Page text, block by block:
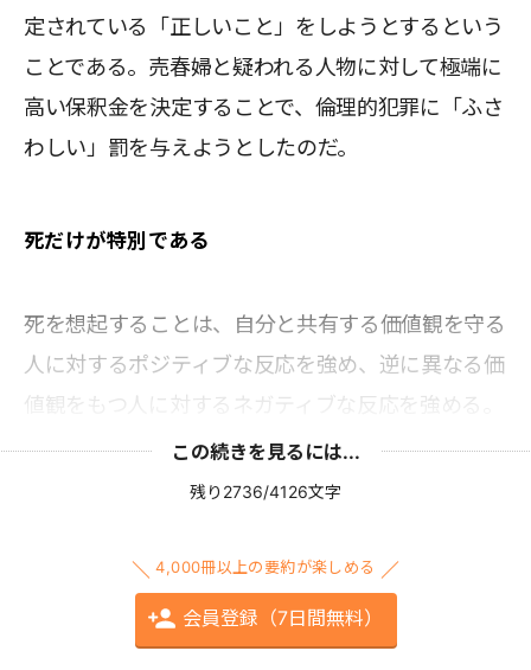
定されている「正しいこと」をしようとするという
ことである。売春婦と疑われる人物に対して極端に
高い保釈金を決定することで、倫理的犯罪に「ふさ
わしい」罰を与えようとしたのだ。
死だけが特別である
死を想起することは、自分と共有する価値観を守る
人に対するポジティブな反応を強め、逆に異なる価
値観をもつ人に対するネガティブな反応を強める。
この続きを見るには...
残り2736/4126文字
4,000冊以上の要約が楽しめる
会員登録（7日間無料）